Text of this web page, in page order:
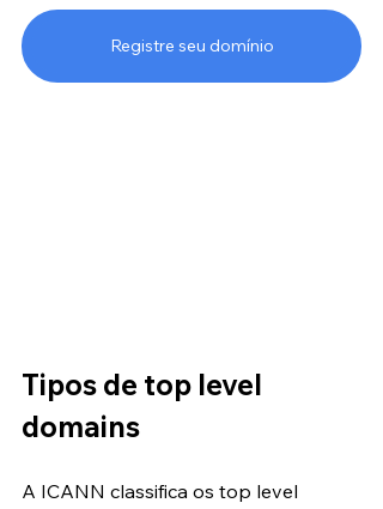
Registre seu domínio
Tipos de top level
domains
A ICANN classifica os top level